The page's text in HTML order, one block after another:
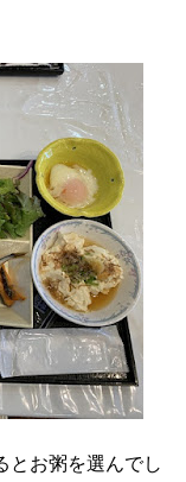
とお粥を選んでし